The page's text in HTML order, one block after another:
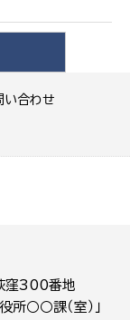
い合わせ
窪300番地
○○課（室）」